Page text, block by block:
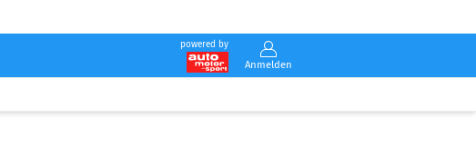
powered by
Anmelden